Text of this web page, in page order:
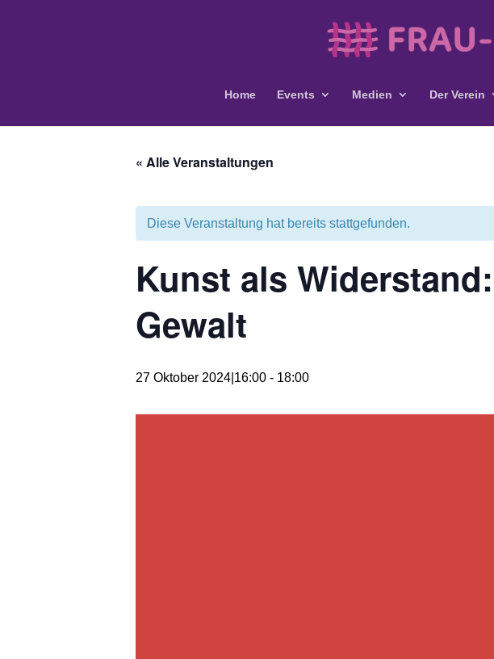
Home Events Medien Der Verein
« Alle Veranstaltungen
Diese Veranstaltung hat bereits stattgefunden.
Kunst als
Gewalt
27 Oktober 2024|16:00 - 18:00